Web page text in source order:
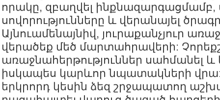
որակը, զբաղվել ինքնազարգացմամբ,
սովորությունները և վերանայել
Այնուամենայնիվ, յուրաքանչյուր
վերածեք մեծ մարտահրավերի:
առաջնահերթություններ սահմանել
իսկապես կարևոր նպատակների
երկրորդ կեսին ձեզ շրջապատող